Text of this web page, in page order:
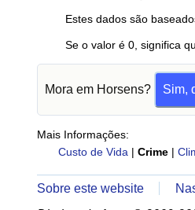
Estes dados são
Se o valor é 0, significa
Mora em Horsens? Sim,
Mais Informações:
Custo de Vida | Crime |
Sobre este website